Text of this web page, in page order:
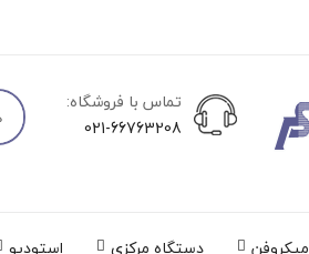
تماس با فروشگاه:
021-66763208
میکروفن دستگاه مرکزی استودیو